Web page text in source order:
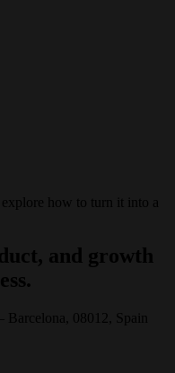
how to turn it into a
and growth
08012, Spain